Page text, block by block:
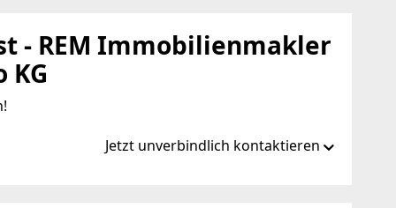
- REM Immobilienmakler
KG
Jetzt unverbindlich kontaktieren